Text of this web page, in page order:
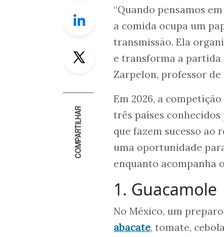
Linkedin
Twitter
COMPARTILHAR
“Quando pensamos
a comida ocupa um
transmissão. Ela
e transforma a partida
Zarpelon, professor
Em 2026, a
três países
que fazem sucesso ao
uma oportunidade
enquanto acompanha
1. Guacamole
No México, um
abacate, tomate,